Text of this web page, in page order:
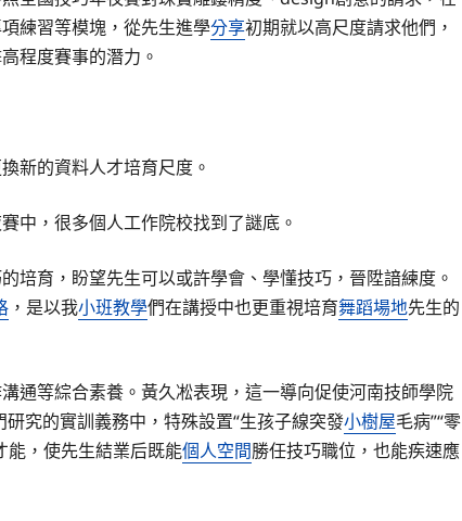
練習等模塊，從先生進學分享初期就以高尺度請求他們，
程度賽事的潛力。
新的資料人才培育尺度。
中，很多個人工作院校找到了謎底。
培育，盼望先生可以或許學會、學懂技巧，晉陞諳練度。
，是以我小班教學們在講授中也更重視培育舞蹈場地先生的
通等綜合素養。黃久凇表現，這一導向促使河南技師學院
究的實訓義務中，特殊設置“生孩子線突發小樹屋毛病”“零
能，使先生結業后既能個人空間勝任技巧職位，也能疾速應